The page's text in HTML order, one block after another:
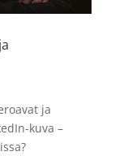
ja
kuva –